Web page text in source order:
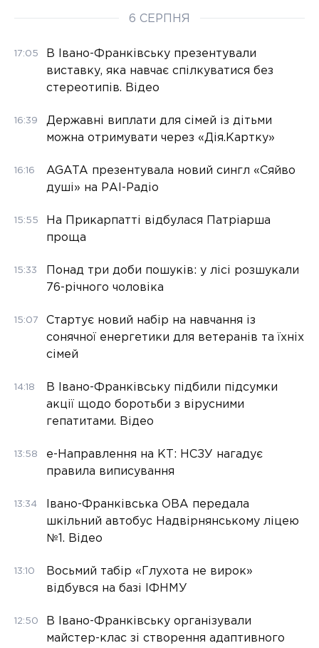
6 СЕРПНЯ
17:05
В Івано-Франківську презентували
виставку, яка навчає спілкуватися без
стереотипів. Відео
16:39
Державні виплати для сімей із дітьми
можна отримувати через «Дія.Картку»
16:16
AGATA презентувала новий сингл «Сяйво
душі» на РАІ-Радіо
15:55
На Прикарпатті відбулася Патріарша
проща
15:33
Понад три доби пошуків: у лісі розшукали
76-річного чоловіка
15:07
Стартує новий набір на навчання із
сонячної енергетики для ветеранів та їхніх
сімей
14:18
В Івано-Франківську підбили підсумки
акції щодо боротьби з вірусними
гепатитами. Відео
13:58
е-Направлення на КТ: НСЗУ нагадує
правила виписування
13:34
Івано-Франківська ОВА передала
шкільний автобус Надвірнянському ліцею
№1. Відео
13:10
Восьмий табір «Глухота не вирок»
відбувся на базі ІФНМУ
12:50
В Івано-Франківську організували
майстер-клас зі створення адаптивного